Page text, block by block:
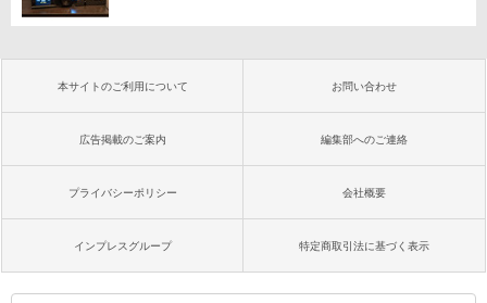
本サイトのご利用について お問い合わせ
広告掲載のご案内 編集部へのご連絡
プライバシーポリシー 会社概要
インプレスグループ 特定商取引法に基づく表示